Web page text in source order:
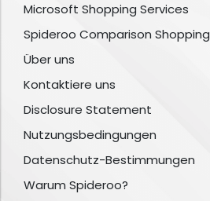
Microsoft Shopping Services
Spideroo Comparison Shopping
Über uns
Kontaktiere uns
Disclosure Statement
Nutzungsbedingungen
Datenschutz-Bestimmungen
Warum Spideroo?